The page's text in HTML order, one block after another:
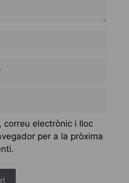
correu electrònic i lloc
per a la pròxima